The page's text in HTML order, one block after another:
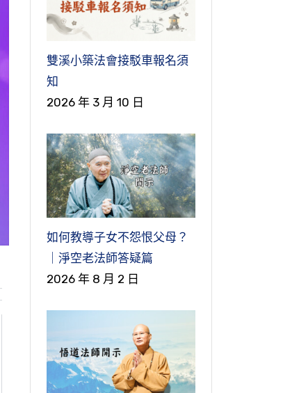
雙溪小築法會接駁車報名須
知
2026 年 3 月 10 日
如何教導子女不怨恨父母？
｜淨空老法師答疑篇
2026 年 8 月 2 日